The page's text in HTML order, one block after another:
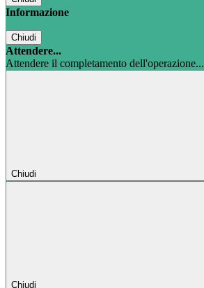
Informazione
Chiudi
Attendere...
Attendere il completamento dell'operazione...
Chiudi
Chiudi